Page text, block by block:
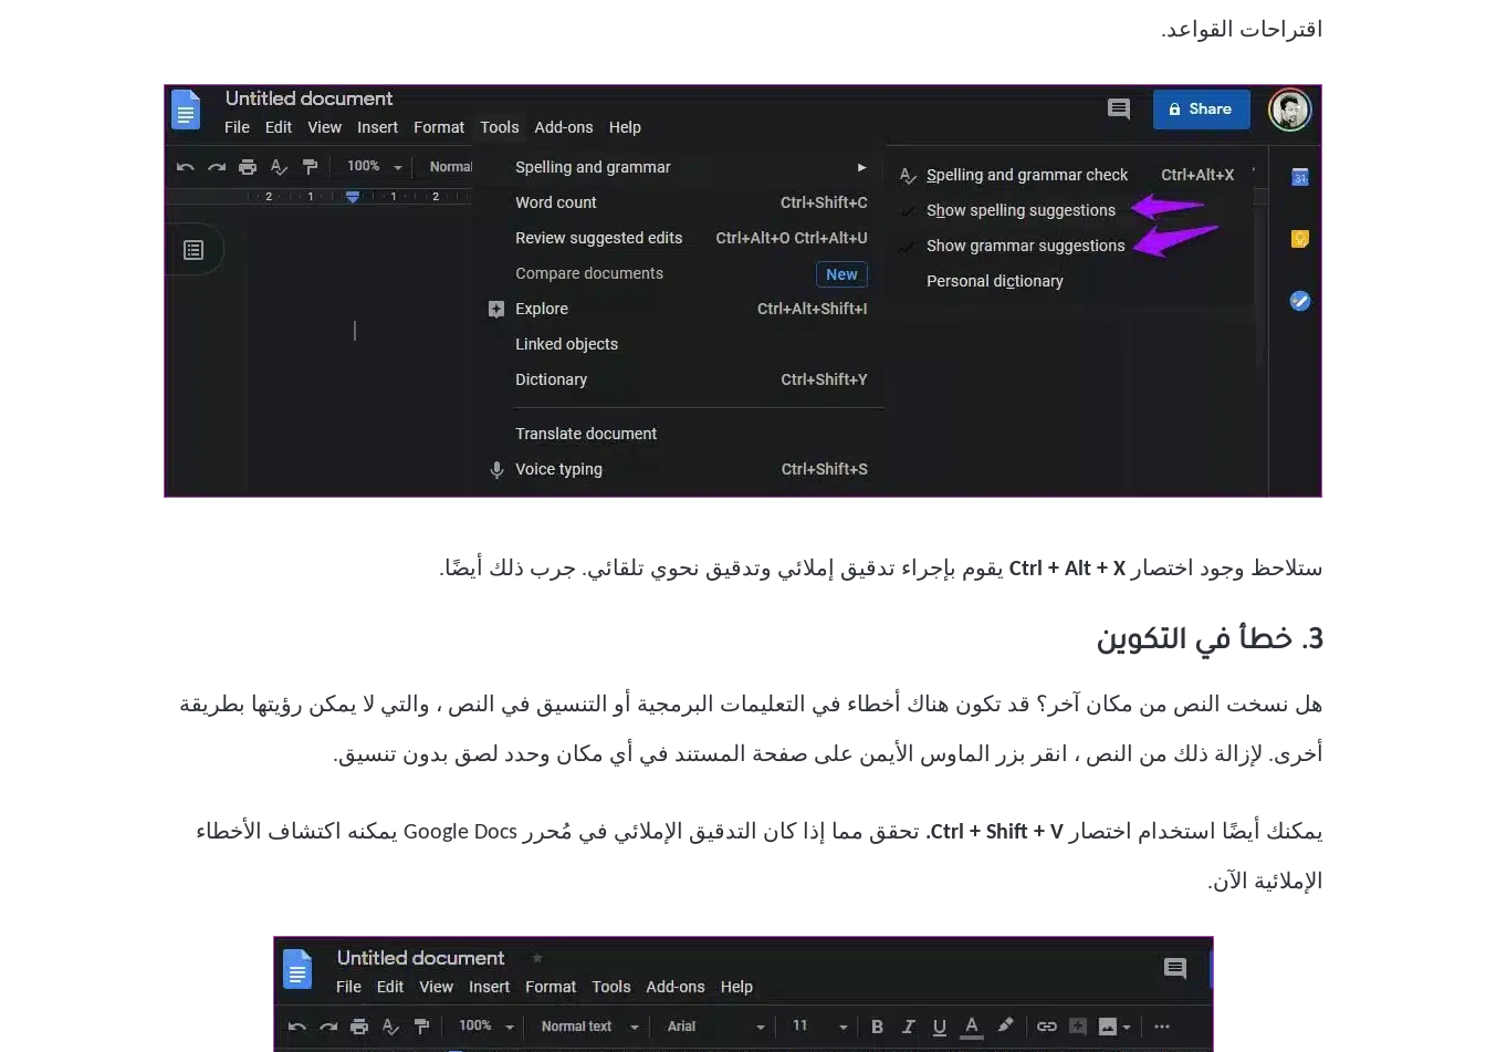
اقتراحات القواعد.
ستلاحظ وجود اختصار يقوم بإجراء تدقيق إملائي وتدقيق نحوي تلقائي. جرب ذلك أيضًا.
3. خطأ في التكوين
هل نسخت النص من مكان آخر؟ قد تكون هناك أخطاء في التعليمات البرمجية أو التنسيق في النص ، والتي لا يمكن رؤيتها بطريقة
أخرى. لإزالة ذلك من النص ، انقر بزر الماوس الأيمن على صفحة المستند في أي مكان وحدد لصق بدون تنسيق.
يمكنك أيضًا استخدام اختصار تحقق مما إذا كان التدقيق الإملائي في مُحرر Google Docs يمكنه اكتشاف الأخطاء
الإملائية الآن.